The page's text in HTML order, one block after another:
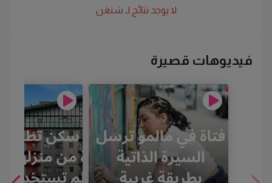
لا يوجد نتائج لـ شنغن
فيديوهات قصيرة